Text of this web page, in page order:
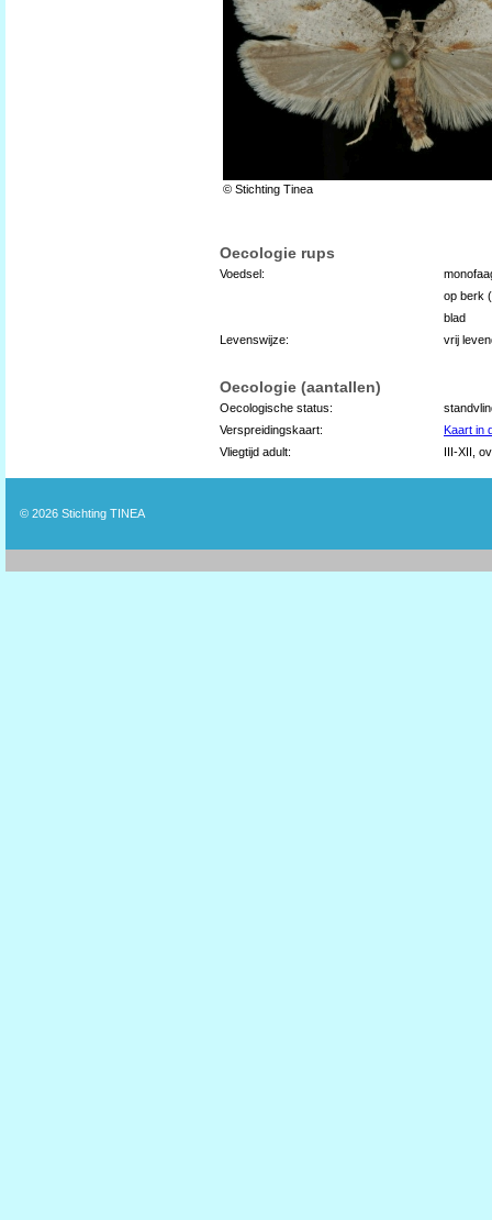
© Stichting Tinea
Oecologie rups
Voedsel:
op berk (
blad
Levenswijze:
vrij
Oecologie (aantallen)
Oecologische status:
Verspreidingskaart:
Kaart in
Vliegtijd adult:
III-XII,
© 2026 Stichting TINEA